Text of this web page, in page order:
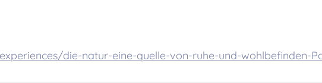
die-natur-eine-quelle-von-ruhe-und-wohlbefinden-